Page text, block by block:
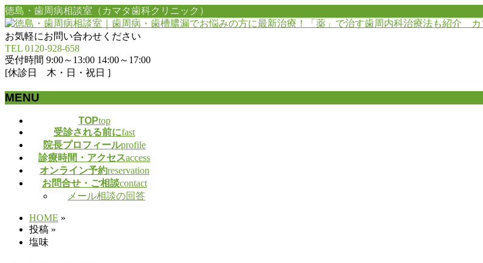
徳島・歯周病相談室（カマタ歯科クリニック）
お気軽にお問い合わせください
TEL 0120-928-658
受付時間 9:00～13:00 14:00～17:00
[休診日 木・日・祝日 ]
MENU
TOPtop
受診される前にfast
院長プロフィールprofile
診療時間・アクセスaccess
オンライン予約reservation
お問合せ・ご相談contact
メール相談の回答
HOME »
投稿 »
塩味